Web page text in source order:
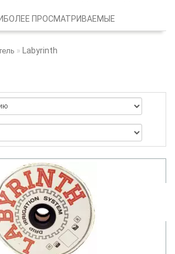
ПРОСМАТРИВАЕМЫЕ
Labyrinth